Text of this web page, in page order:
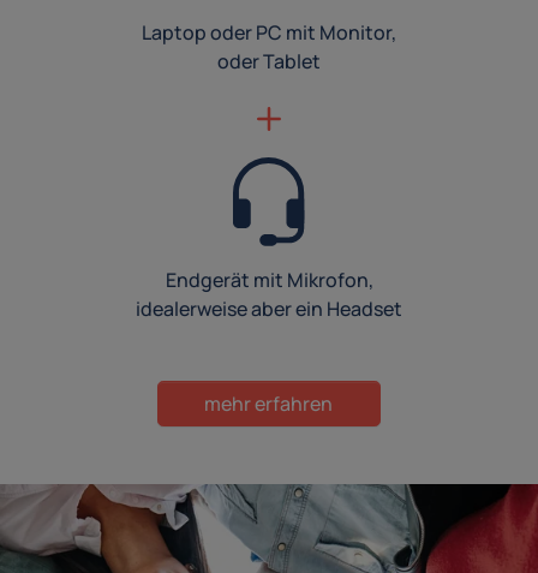
Laptop oder PC mit Monitor,
oder Tablet
Endgerät mit Mikrofon,
idealerweise aber ein Headset
mehr erfahren